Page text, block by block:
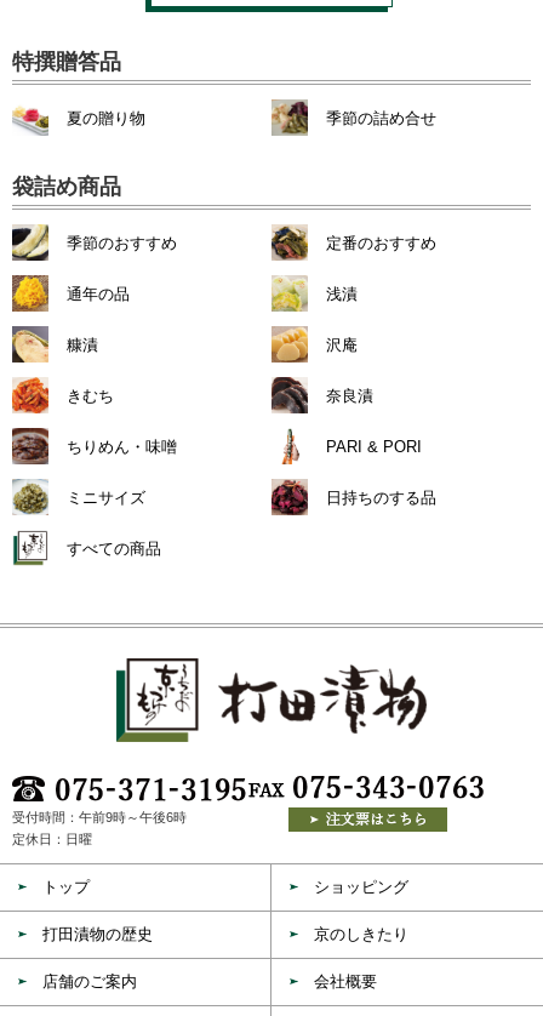
特撰贈答品
夏の贈り物 季節の詰め合せ
袋詰め商品
季節のおすすめ 定番のおすすめ
通年の品 浅漬
糠漬 沢庵
きむち 奈良漬
ちりめん・味噌 PARI & PORI
ミニサイズ 日持ちのする品
すべての商品
受付時間：午前9時～午後6時
定休日：日曜
トップ ショッピング
打田漬物の歴史 京のしきたり
店舗のご案内 会社概要